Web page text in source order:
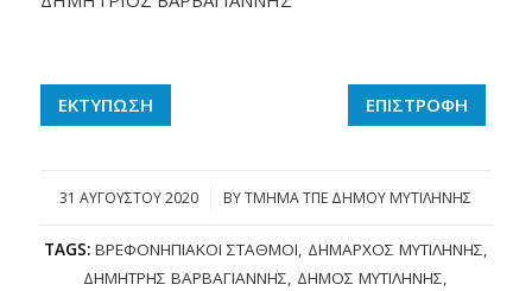
ΕΚΤΥΠΩΣΗ ΕΠΙΣΤΡΟΦΗ
31 ΑΥΓΟΎΣΤΟΥ 2020
/ BYΤΜΗΜΑ ΤΠΕ ΔΗΜΟΥ ΜΥΤΙΛΗΝΗΣ
TAGS: ΒΡΕΦΟΝΗΠΙΑΚΟΊ ΣΤΑΘΜΟΊ, ΔΉΜΑΡΧΟΣ ΜΥΤΙΛΉΝΗΣ,
ΔΗΜΉΤΡΗΣ ΒΑΡΒΑΓΙΆΝΝΗΣ, ΔΉΜΟΣ ΜΥΤΙΛΉΝΗΣ,